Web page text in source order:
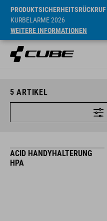
PRODUKTSICHERHEITSRÜCKRUF
KURBELARME 2026
WEITERE INFORMATIONEN
5 ARTIKEL
ACID HANDYHALTERUNG
HPA